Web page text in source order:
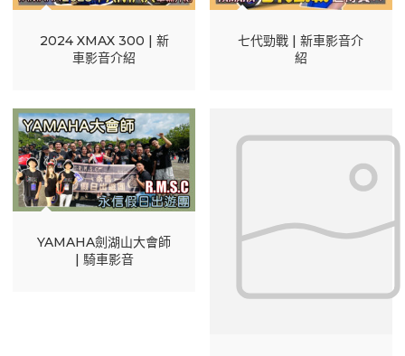
2024 XMAX 300 | 新
車影音介紹
七代勁戰 | 新車影音介
紹
YAMAHA劍湖山大會師
| 騎車影音